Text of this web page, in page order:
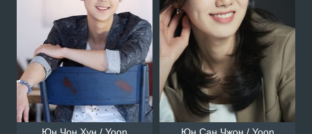
Юн Чон Хун / Yoon Юн Сан Чжон / Yoon